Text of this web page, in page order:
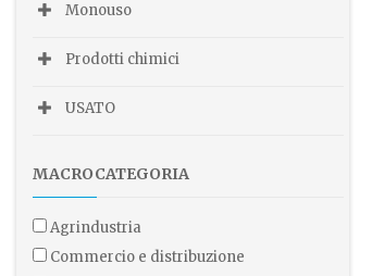
Monouso
Prodotti chimici
USATO
MACROCATEGORIA
agrindustria
commercio e distribuzione